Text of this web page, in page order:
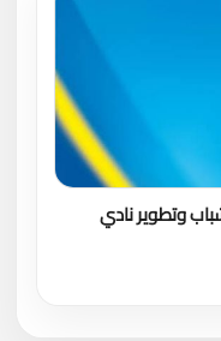
وتطوير نادي